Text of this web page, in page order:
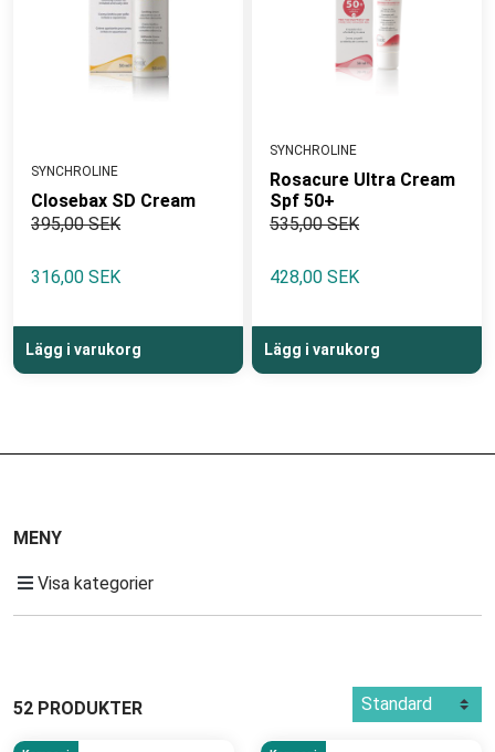
SYNCHROLINE
Closebax SD Cream
395,00 SEK
316,00 SEK
Lägg i varukorg
SYNCHROLINE
Rosacure Ultra Cream
Spf 50+
535,00 SEK
428,00 SEK
Lägg i varukorg
MENY
Visa kategorier
52 PRODUKTER